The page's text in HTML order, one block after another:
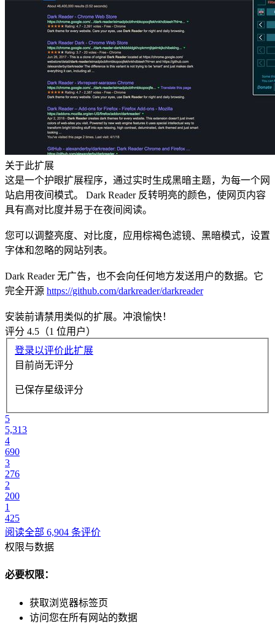
关于此扩展
这是一个护眼扩展程序，通过实时生成黑暗主题，为每一个网
站启用夜间模式。 Dark Reader 反转明亮的颜色，使网页内容
具有高对比度并易于在夜间阅读。
您可以调整亮度、对比度，应用棕褐色滤镜、黑暗模式，设置
字体和忽略的网站列表。
Dark Reader 无广告，也不会向任何地方发送用户的数据。它
完全开源 https://github.com/darkreader/darkreader
安装前请禁用类似的扩展。冲浪愉快！
评分 4.5（1 位用户）
登录以评价此扩展
目前尚无评分
已保存星级评分
5
5,313
4
690
3
276
2
200
1
425
阅读全部 6,904 条评价
权限与数据
必要权限：
获取浏览器标签页
访问您在所有网站的数据